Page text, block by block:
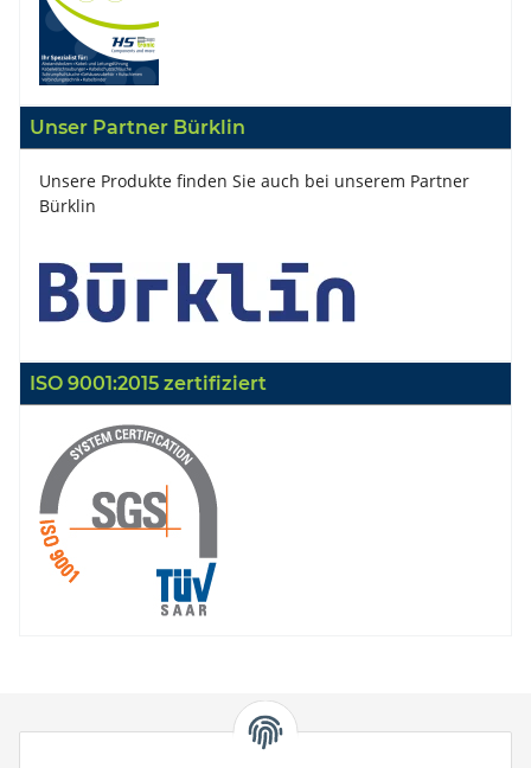
Unser Partner Bürklin
Unsere Produkte finden Sie auch bei unserem Partner
Bürklin
ISO 9001:2015 zertifiziert